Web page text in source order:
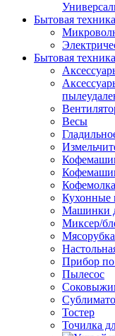
Бытовая
Бытовая
Весы
Кофемолка
Кухонные
Машинки
Миксер/
Мясорубка
Прибор по
Пылесос
Тостер
Точилка